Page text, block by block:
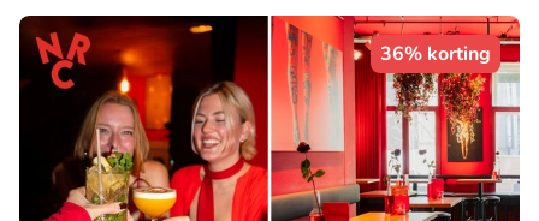
36% korting